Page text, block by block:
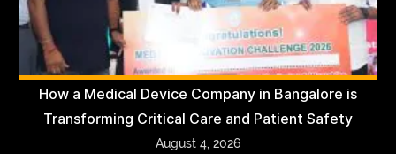
How a Medical Device Company in Bangalore is
Transforming Critical Care and Patient Safety
August 4, 2026